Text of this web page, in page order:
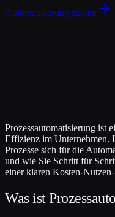
Automatisierung starten
Prozessautomatisierung ist
Effizienz im Unternehmen.
Prozesse sich für die
und wie Sie Schritt für
einer klaren Kosten-
Was ist